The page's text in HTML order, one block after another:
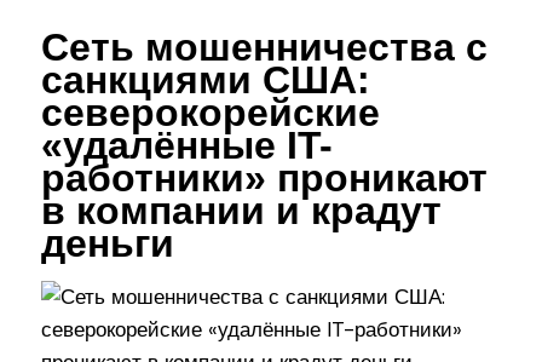
Сеть мошенничества с
санкциями США:
северокорейские
«удалённые IT-
работники» проникают
в компании и крадут
деньги